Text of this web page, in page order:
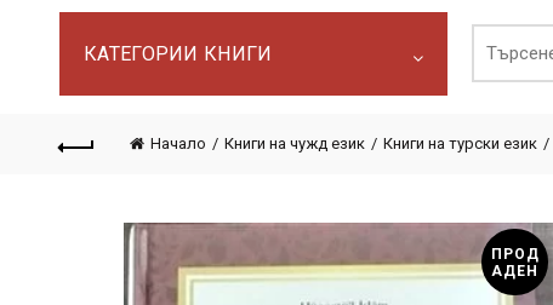
КАТЕГОРИИ КНИГИ
Начало Книги на чужд език Книги на турски език
ПРОД
АДЕН